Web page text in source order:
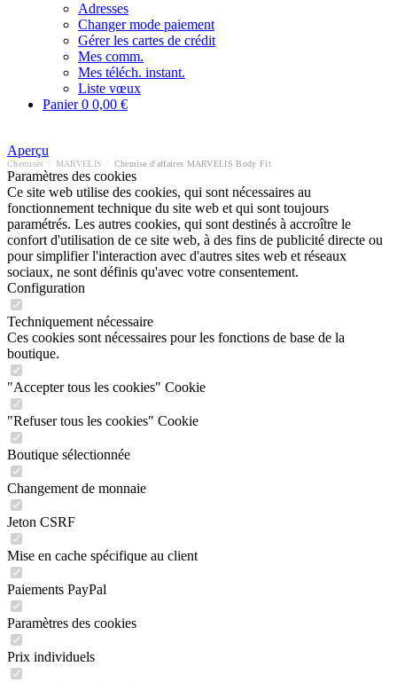
Adresses
Changer mode paiement
Gérer les cartes de crédit
Mes comm.
Mes téléch. instant.
Liste vœux
Panier0 0,00 €
Aperçu
Chemises MARVELIS Chemise d'affaires MARVELIS Body Fit
Paramètres des cookies
Ce site web utilise des cookies, qui sont nécessaires au
fonctionnement technique du site web et qui sont toujours
paramétrés. Les autres cookies, qui sont destinés à accroître le
confort d'utilisation de ce site web, à des fins de publicité directe ou
pour simplifier l'interaction avec d'autres sites web et réseaux
sociaux, ne sont définis qu'avec votre consentement.
Configuration
Techniquement nécessaire
Ces cookies sont nécessaires pour les fonctions de base de la
boutique.
"Accepter tous les cookies" Cookie
"Refuser tous les cookies" Cookie
Boutique sélectionnée
Changement de monnaie
Jeton CSRF
Mise en cache spécifique au client
Paiements PayPal
Paramètres des cookies
Prix individuels